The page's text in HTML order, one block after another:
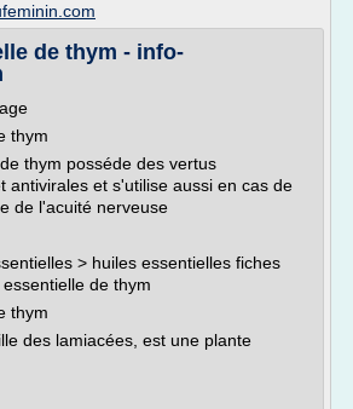
de thym - info-
thym
thym posséde des vertus
antivirales et s'utilise aussi en cas de
de l'acuité nerveuse
> huiles essentielles fiches
de thym
thym
des lamiacées, est une plante